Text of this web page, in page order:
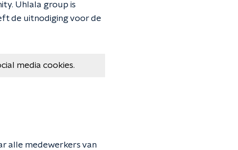
Uhlala group is
de uitnodiging voor de
media cookies.
alle medewerkers van